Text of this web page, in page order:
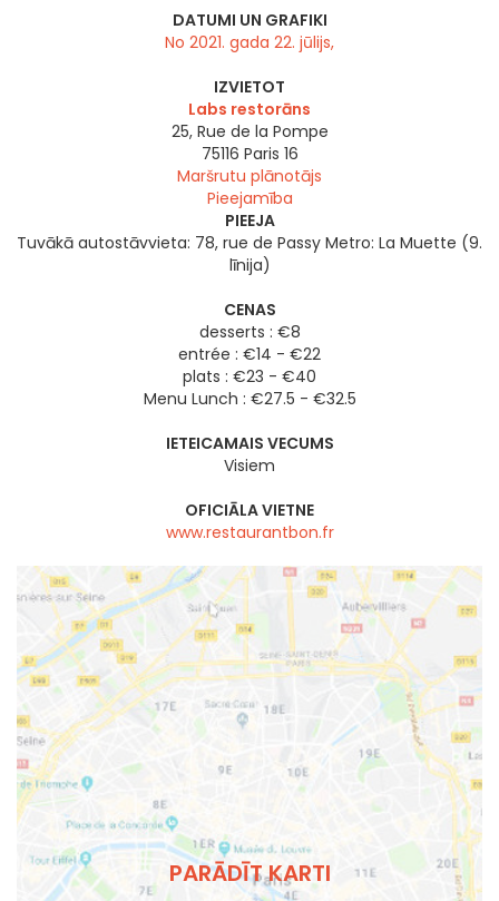
DATUMI UN GRAFIKI
No 2021. gada 22. jūlijs,
IZVIETOT
Labs restorāns
25, Rue de la Pompe
75116 Paris 16
Maršrutu plānotājs
Pieejamība
PIEEJA
Tuvākā autostāvvieta: 78, rue de Passy Metro: La Muette (9.
līnija)
CENAS
desserts : €8
entrée : €14 - €22
plats : €23 - €40
Menu Lunch : €27.5 - €32.5
IETEICAMAIS VECUMS
Visiem
OFICIĀLA VIETNE
www.restaurantbon.fr
PARĀDĪT KARTI